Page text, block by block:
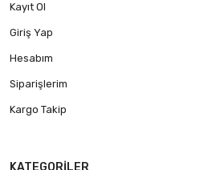
Kayıt Ol
Giriş Yap
Hesabım
Siparişlerim
Kargo Takip
KATEGORILER